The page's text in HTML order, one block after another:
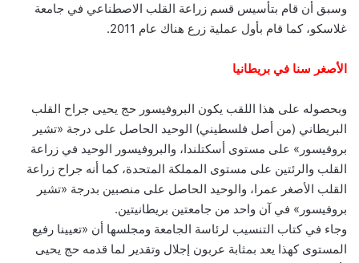
وسبق أن قام بتأسيس قسم زراعة القلب الاصطناعي في جامعة
غلاسكو، كما قام بأول عملية زرع هناك عام 2011.
الأصغر سنا في بريطانيا
وبحصوله على هذا اللقب يكون البروفيسور حج يحيى جراح القلب
البريطاني (من أصل فلسطيني) الوحيد الحاصل على درجة «تشير
بروفيسور» على مستوى أسكتلندا، والبروفيسور الوحيد في زراعة
القلب والرئتين على مستوى المملكة المتحدة، كما أنه جراح زراعة
القلب الأصغر عمرا، والوحيد الحاصل على منصبين بدرجة «تشير
بروفيسور» في آن واحد من جامعتين بريطانيتين.
وجاء في كتاب التنسيب لرئاسة الجامعة ومجلسها أن «تعيينا رفيع
المستوى كهذا يعد بمثابة عربون إجلال وتقدير لما قدمه حج يحيى